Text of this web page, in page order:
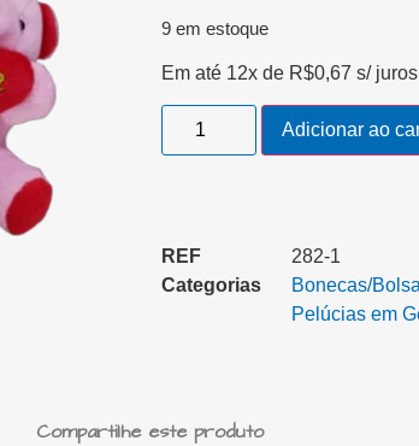
9 em estoque
Em até 12x de R$0,67 s/ juros
Adicionar ao
REF
282-1
Categorias
Bonecas/
Pelúcias em
Compartilhe este produto